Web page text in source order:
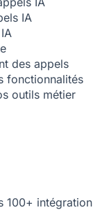
IA
IA
des appels
fonctionnalités
outils métier
100+